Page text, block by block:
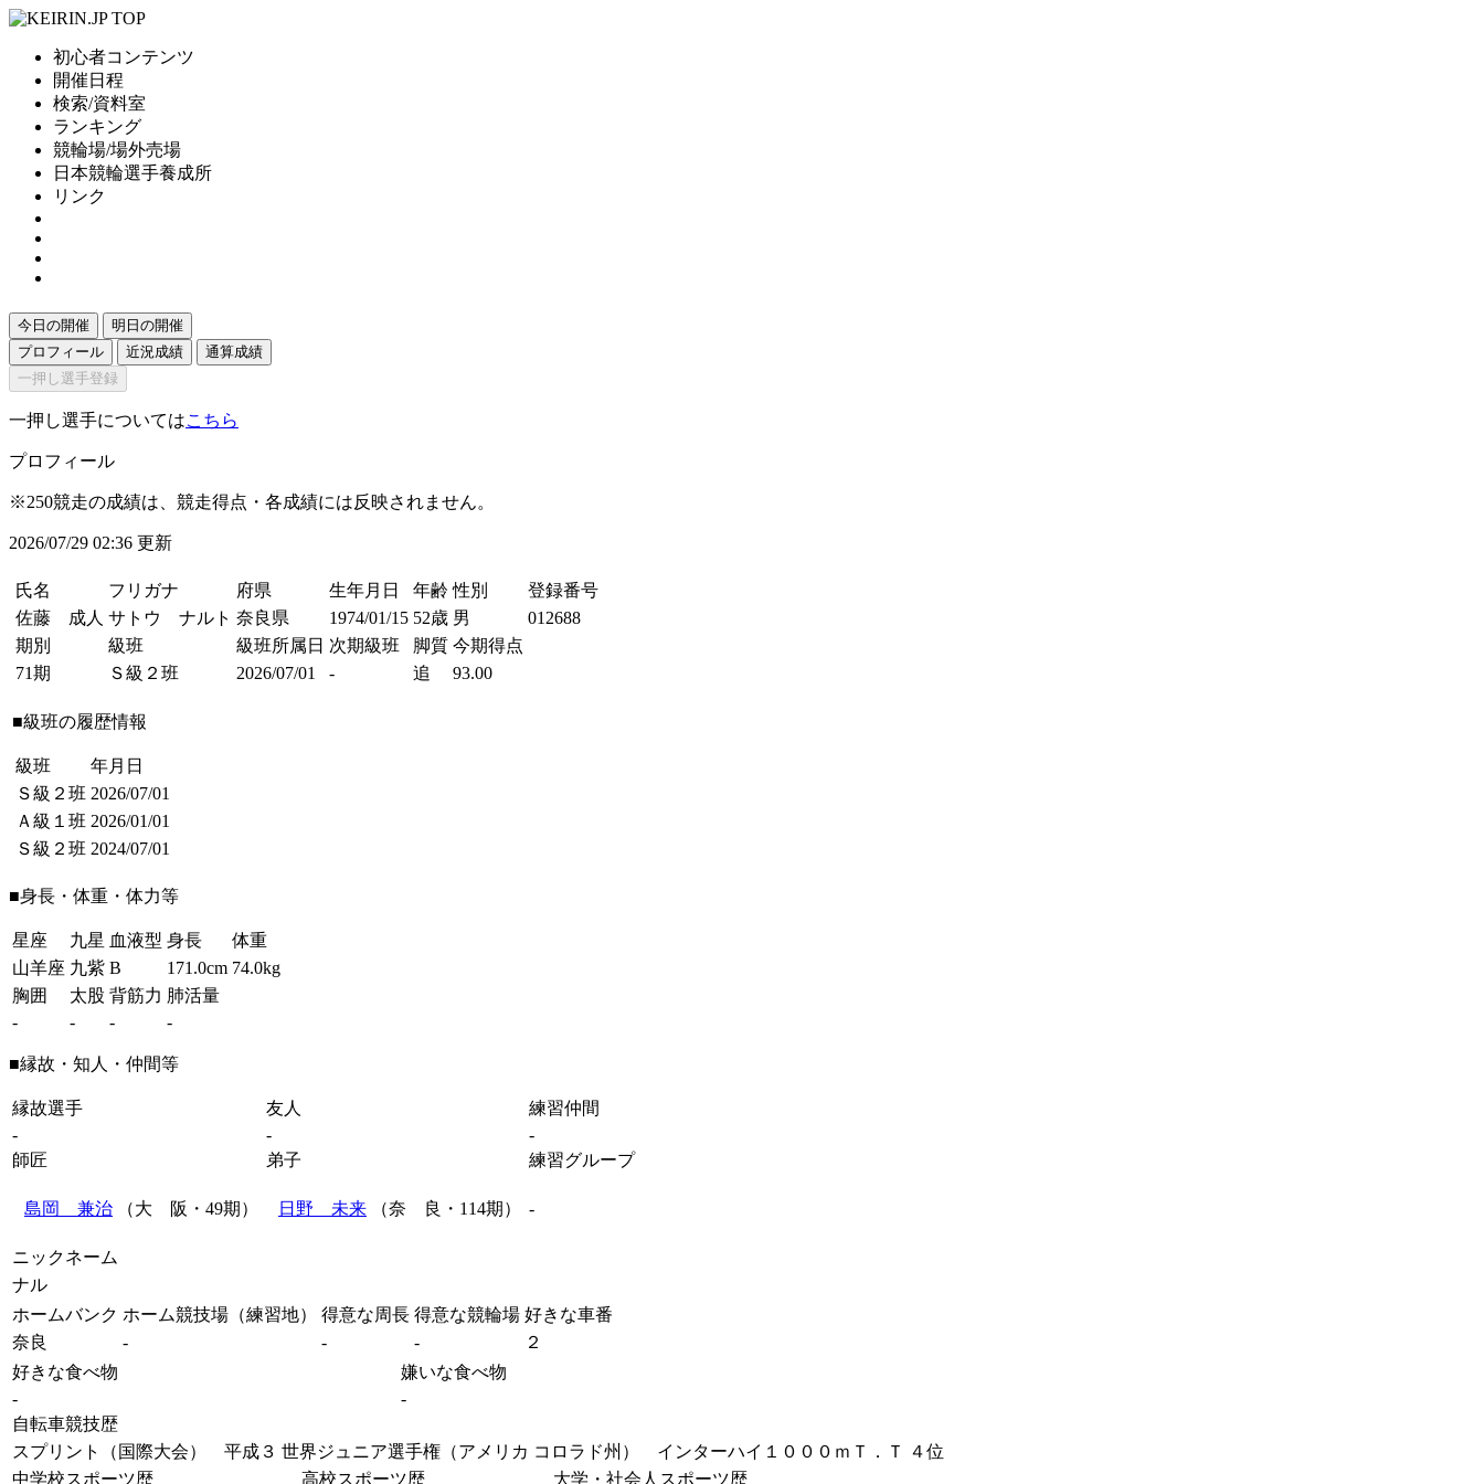
初心者コンテンツ
開催日程
検索/資料室
ランキング
競輪場/場外売場
日本競輪選手養成所
リンク
今日の開催
明日の開催
プロフィール
近況成績
通算成績
一押し選手登録
一押し選手についてはこちら
プロフィール
※250競走の成績は、競走得点・各成績には反映されません。
2026/07/29 02:36 更新
氏名 フリガナ 府県 生年月日 年齢 性別
登録番号
佐藤 成人 サトウ ナルト 奈良県 1974/01/15 52歳 男
012688
期別
級班 級班所属日 次期級班 脚質 今期得点
71期
Ｓ級２班 2026/07/01 - 追 93.00
■級班の履歴情報
級班
年月日
Ｓ級２班 2026/07/01
Ａ級１班 2026/01/01
Ｓ級２班 2024/07/01
■身長・体重・体力等
星座 九星 血液型 身長
体重
山羊座 九紫 B 171.0cm 74.0kg
胸囲
太股 背筋力 肺活量
-
- - -
■縁故・知人・仲間等
縁故選手 友人
練習仲間
-
-
-
師匠
弟子 練習グループ
島岡 兼治 （大 阪・49期） 日野 未来 （奈 良・114期） -
ニックネーム
ナル
ホームバンク ホーム競技場（練習地） 得意な周長 得意な競輪場 好きな車番
奈良
- - -
２
好きな食べ物
嫌いな食べ物
-
-
自転車競技歴
スプリント（国際大会） 平成３ 世界ジュニア選手権（アメリカ コロラド州） インターハイ１０００ｍＴ．Ｔ ４位
中学校スポーツ歴
高校スポーツ歴 大学・社会人スポーツ歴